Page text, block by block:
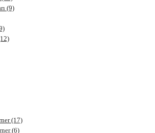
(9)
(17)
(6)